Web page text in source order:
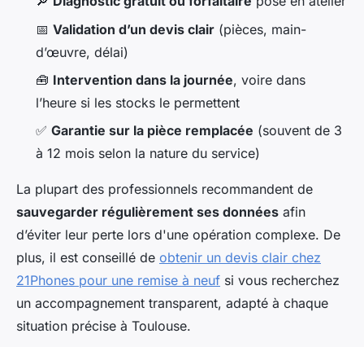
📅 Validation d’un devis clair (pièces, main-
d’œuvre, délai)
🧰 Intervention dans la journée, voire dans
l’heure si les stocks le permettent
✅ Garantie sur la pièce remplacée (souvent de 3
à 12 mois selon la nature du service)
La plupart des professionnels recommandent de
sauvegarder régulièrement ses données afin
d’éviter leur perte lors d'une opération complexe. De
plus, il est conseillé de obtenir un devis clair chez
21Phones pour une remise à neuf si vous recherchez
un accompagnement transparent, adapté à chaque
situation précise à Toulouse.